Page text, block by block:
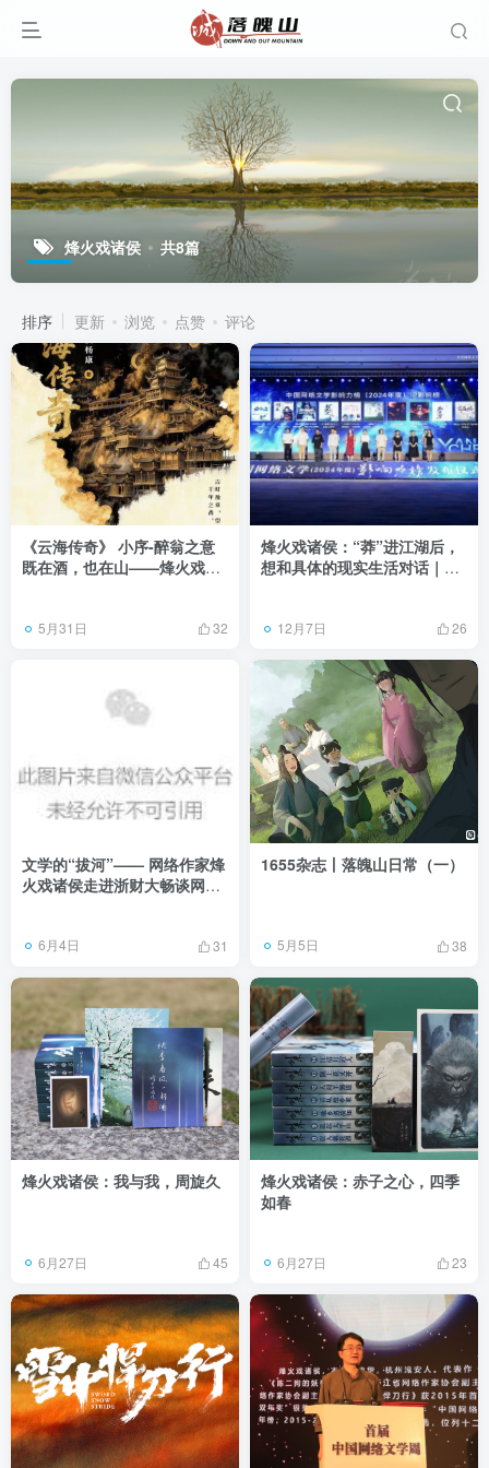
烽火戏诸侯 共8篇
排序 更新 浏览 点赞 评论
《云海传奇》 小序-醉翁之意
既在酒，也在山——烽火戏诸
5月31日 32
烽火戏诸侯：“莽”进江湖后，
想和具体的现实生活对话｜网
12月7日 26
文学的“拔河”—— 网络作家烽
火戏诸侯走进浙财大畅谈网络
6月4日 31
1655杂志丨落魄山日常（一）
5月5日 38
烽火戏诸侯：我与我，周旋久
6月27日 45
烽火戏诸侯：赤子之心，四季
如春
6月27日 23